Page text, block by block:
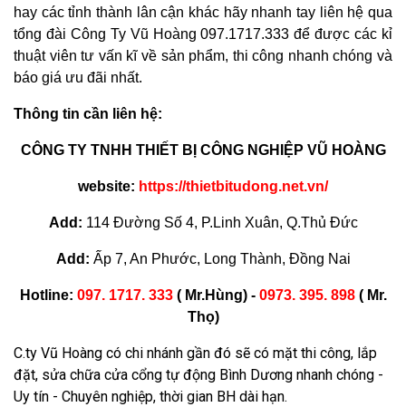
hay các tỉnh thành lân cận khác hãy nhanh tay liên hệ qua
tổng đài Công Ty Vũ Hoàng097.1717.333 để được các kỉ
thuật viên tư vấn kĩ về sản phẩm, thi công nhanh chóng và
báo giá ưu đãi nhất.
Thông tin cần liên hệ:
CÔNG TY TNHH THIẾT BỊ CÔNG NGHIỆP VŨ HOÀNG
website: https://thietbitudong.net.vn/
Add: 114 Đường Số 4, P.Linh Xuân, Q.Thủ Đức
Add: Ấp 7, An Phước, Long Thành, Đồng Nai
Hotline: 097. 1717. 333 ( Mr.Hùng) - 0973. 395. 898 ( Mr.
Thọ)
C.ty Vũ Hoàng có chi nhánh gần đó sẽ có mặt thi công, lắp
đặt, sửa chữa cửa cổng tự động Bình Dương nhanh chóng -
Uy tín - Chuyên nghiệp, thời gian BH dài hạn.